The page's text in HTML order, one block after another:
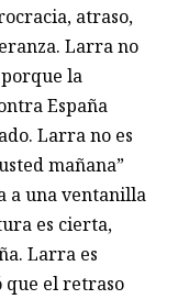
atraso,
Larra no
la
España
Larra no es
mañana”
a una ventanilla
es cierta,
Larra es
que el retraso